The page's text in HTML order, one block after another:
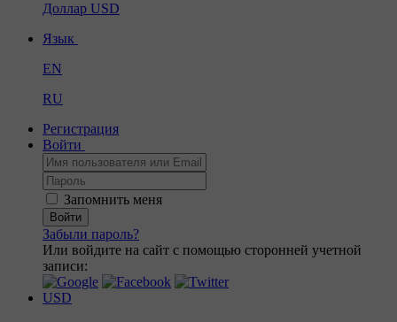
Доллар USD
Язык
EN
RU
Регистрация
Войти
Запомнить меня
Войти
Забыли пароль?
Или войдите на сайт с помощью сторонней учетной
записи:
USD